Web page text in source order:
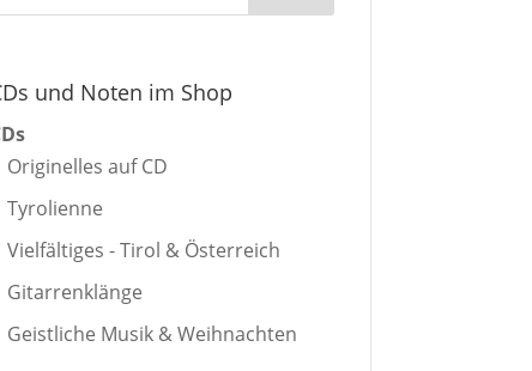
und Noten im Shop
Originelles auf CD
Tyrolienne
Vielfältiges - Tirol & Österreich
Gitarrenklänge
Geistliche Musik & Weihnachten